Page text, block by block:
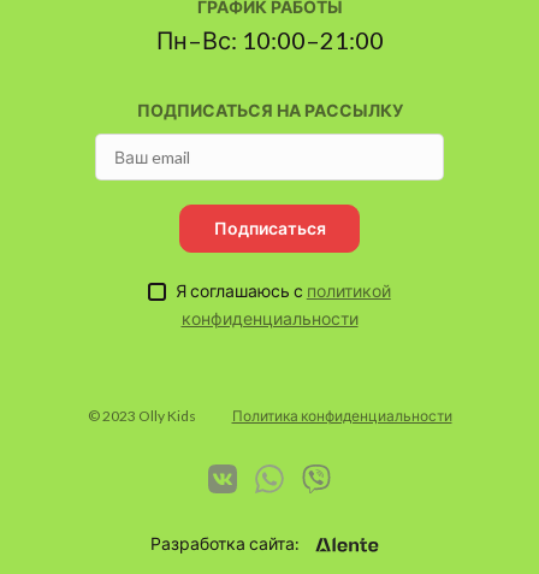
ПОДПИСАТЬСЯ НА РАССЫЛКУ
Подписаться
Я соглашаюсь с политикой
конфиденциальности
ГРАФИК РАБОТЫ
Пн–Вс: 10:00–21:00
© 2023 Olly Kids Политика конфиденциальности
Разработка сайта: